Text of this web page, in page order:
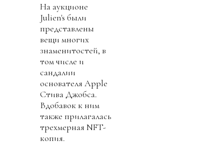
На аукционе
Julien's были
представлены
вещи многих
знаменитостей, в
том числе и
сандалии
основателя Apple
Стива Джобса.
Вдобавок к ним
также прилагалась
трехмерная NFT-
копия.